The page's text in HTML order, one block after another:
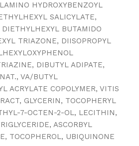
HYDROXYBENZOYL
SALICYLATE,
BUTAMIDO
TRIAZONE, DIISOPROPYL
DIBUTYL ADIPATE,
VA/BUTYL
ACRYLATE COPOLYMER, VITIS
GLYCERIN, TOCOPHERYL
7-OCTEN-2-OL, LECITHIN,
ASCORBYL
TOCOPHEROL, UBIQUINONE